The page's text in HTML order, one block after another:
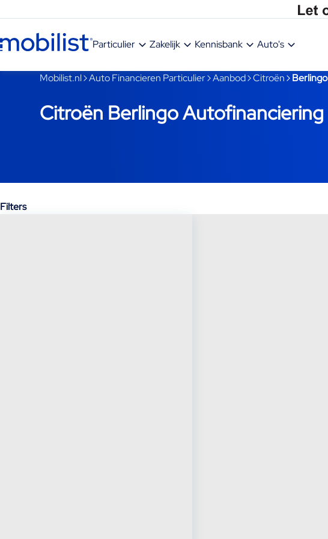
Particulier Zakelijk Kennisbank Auto's
Je bent nu voorbij het hoofdmenu
Mobilist.nl Auto Financieren Particulier Aanbod Citroën Berlingo
Citroën Berlingo Autofinanciering
Filters